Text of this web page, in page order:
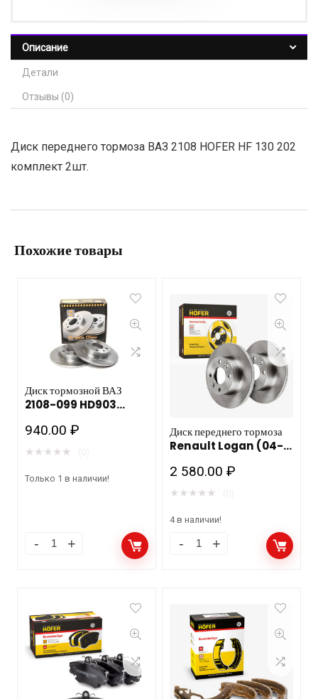
Описание
Детали
Отзывы (0)
Диск переднего тормоза ВАЗ 2108 HOFER HF 130 202
комплект 2шт.
Похожие товары
Диск тормозной ВАЗ
2108-099 HD903
940.00₽
★ ★ ★ ★ ★
Только 1 в наличии!
Диск переднего тормоза
Renault Logan (04-)
238х12мм HOFER HF
130 283
2 580.00₽
★ ★ ★ ★ ★
4 в наличии!